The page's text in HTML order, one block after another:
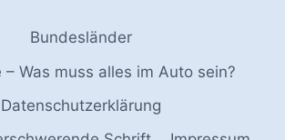
Bundesländer
– Was muss alles im Auto sein?
Datenschutzerklärung